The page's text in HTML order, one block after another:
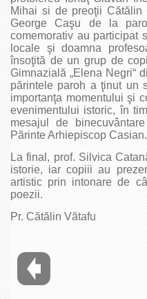
Mihai si de preoţii
George Caşu de la
comemorativ au participat
locale şi doamna
însoţită de un grup de
Gimnazială „Elena Negri“
părintele paroh a ţinut un
importanţa momentului şi
evenimentului istoric, în
mesajul de
Părinte Arhiepiscop Casian.
La final, prof. Silvica
istorie, iar copiii au
artistic prin intonare de
poezii.
Pr. Cătălin Vătafu